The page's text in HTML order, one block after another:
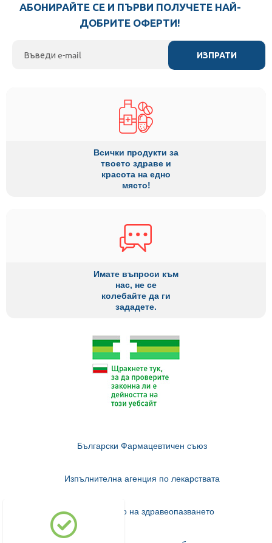
АБОНИРАЙТЕ СЕ И ПЪРВИ ПОЛУЧЕТЕ НАЙ-
ДОБРИТЕ ОФЕРТИ!
ИЗПРАТИ
Всички продукти за
твоето здраве и
красота на едно
място!
Имате въпроси към
нас, не се
колебайте да ги
зададете.
Български Фармацевтичен съюз
Изпълнителна агенция по лекарствата
Министерство на здравеопазването